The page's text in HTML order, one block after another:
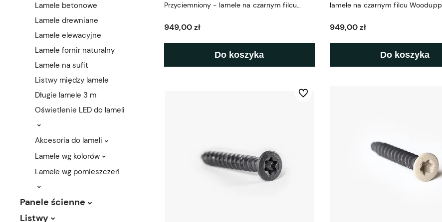
Lamele betonowe
Lamele drewniane
Lamele elewacyjne
Lamele fornir naturalny
Lamele na sufit
Listwy między lamele
Długie lamele 3 m
Oświetlenie LED do lameli
Akcesoria do lameli
Lamele wg kolorów
Lamele wg pomieszczeń
Panele ścienne
Listwy
Przyciemniony - lamele na czarnym filcu
949,00 zł
Do koszyka
lamele na czarnym filcu Woodupp
949,00 zł
Do koszyka
Do ulubionych